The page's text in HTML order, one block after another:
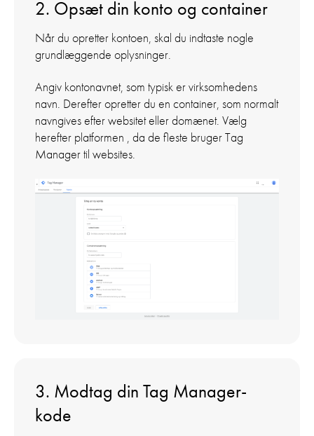
2. Opsæt din konto og container
Når du opretter kontoen, skal du indtaste nogle
grundlæggende oplysninger.
Angiv kontonavnet, som typisk er virksomhedens
navn. Derefter opretter du en container, som normalt
navngives efter websitet eller domænet. Vælg
herefter platformen , da de fleste bruger Tag
Manager til websites.
3. Modtag din Tag Manager-
kode